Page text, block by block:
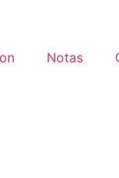
Notas